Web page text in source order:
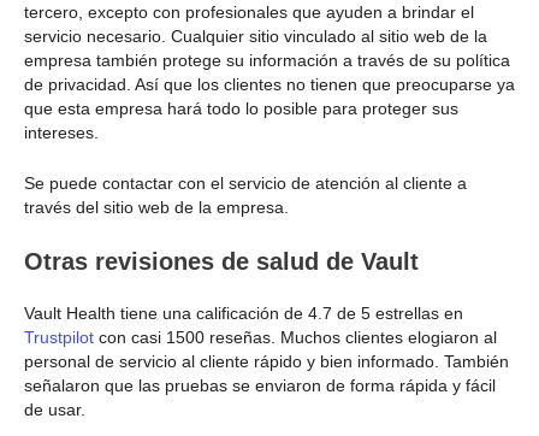
tercero, excepto con profesionales que ayuden a brindar el
servicio necesario. Cualquier sitio vinculado al sitio web de la
empresa también protege su información a través de su política
de privacidad. Así que los clientes no tienen que preocuparse ya
que esta empresa hará todo lo posible para proteger sus
intereses.
Se puede contactar con el servicio de atención al cliente a
través del sitio web de la empresa.
Otras revisiones de salud de Vault
Vault Health tiene una calificación de 4.7 de 5 estrellas en
Trustpilot con casi 1500 reseñas. Muchos clientes elogiaron al
personal de servicio al cliente rápido y bien informado. También
señalaron que las pruebas se enviaron de forma rápida y fácil
de usar.